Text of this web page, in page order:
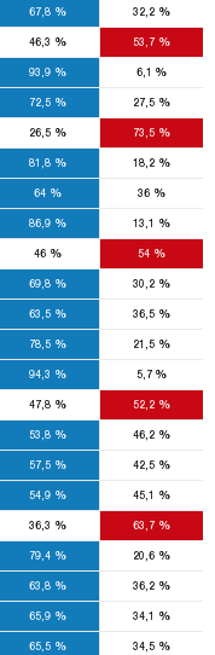
%
67,8 %
32,2
% %
53,7
%
93,9 %
%
72,5 %
27,5
%
26,5 %
73,5
%
81,8 %
18,2
% %
%
86,9 %
% %
%
69,8 %
30,2
%
63,5 %
36,5
%
78,5 %
21,5
% %
5,7
%
47,8 %
52,2
%
53,8 %
46,2
%
57,5 %
42,5
%
54,9 %
% %
63,7
%
79,4 %
20,6
%
63,8 %
36,2
%
65,9 %
%
65,5 %
34,5